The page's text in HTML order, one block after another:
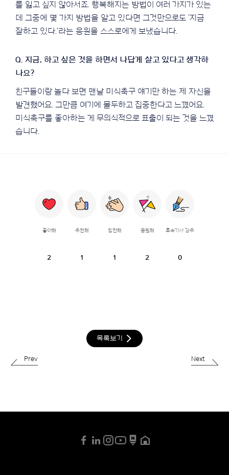
를 잃고 싶지 않아서죠. 행복해지는 방법이 여러 가지가 있는
데 그중에 몇 가지 방법을 알고 있다면 그것만으로도 '지금
잘하고 있다.'라는 응원을 스스로에게 보냈습니다.
친구들이랑 놀다 보면 맨날 미식축구 얘기만 하는 제 자신을
발견했어요. 그만큼 여기에 몰두하고 집중한다고 느꼈어요.
미식축구를 좋아하는 게 무의식적으로 표출이 되는 것을 느꼈
습니다.
좋아해
2
추천해
1
칭찬해
1
응원해
2
후속기사 강추
0
목록보기
Prev Next